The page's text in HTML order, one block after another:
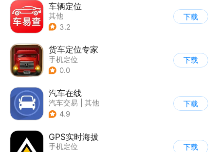
车辆定位
其他
3.2
下载
货车定位专家
手机定位
0.0
下载
汽车在线
汽车交易
其他
4.9
下载
GPS实时海拔
手机定位
下载